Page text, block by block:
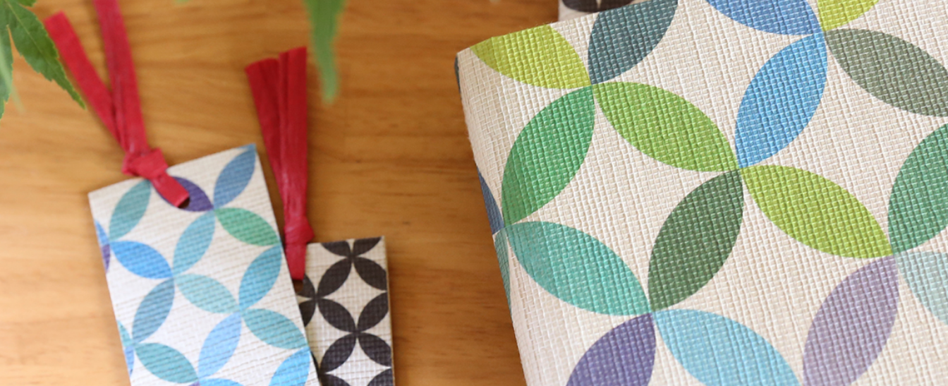
扇子・うちわ
小丸うちわ
紙扇 七寸五分
包み香いろは
包み香セット
徳用品・セット品
セット品
徳用品
和紙小物
御池奉書 京八千代紙
遊便切手
御見おさえ紙
その他
おめかし蝶ネクタイ
ギフト包装